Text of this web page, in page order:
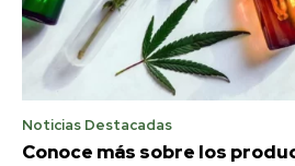
Noticias Destacadas
Conoce más sobre los